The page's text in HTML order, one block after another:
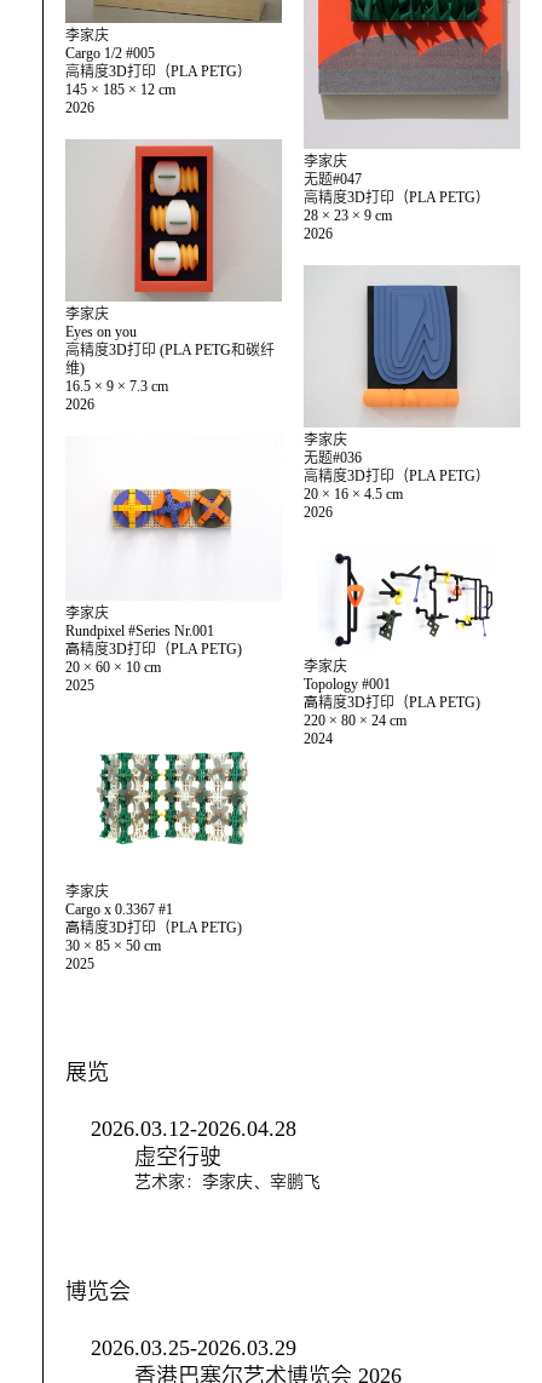
李家庆
Cargo 1/2 #005
高精度3D打印（PLA PETG）
145 × 185 × 12 cm
2026
李家庆
无题#047
高精度3D打印（PLA PETG）
28 × 23 × 9 cm
2026
李家庆
Eyes on you
高精度3D打印 (PLA PETG和碳纤
维)
16.5 × 9 × 7.3 cm
2026
李家庆
无题#036
高精度3D打印（PLA PETG）
20 × 16 × 4.5 cm
2026
李家庆
Rundpixel #Series Nr.001
⾼精度3D打印（PLA PETG)
20 × 60 × 10 cm
2025
李家庆
Topology #001
⾼精度3D打印（PLA PETG)
220 × 80 × 24 cm
2024
李家庆
Cargo x 0.3367 #1
⾼精度3D打印（PLA PETG)
30 × 85 × 50 cm
2025
展览
2026.03.12-2026.04.28
虚空行驶
艺术家：李家庆、宰鹏飞
博览会
2026.03.25-2026.03.29
香港巴塞尔艺术博览会 2026